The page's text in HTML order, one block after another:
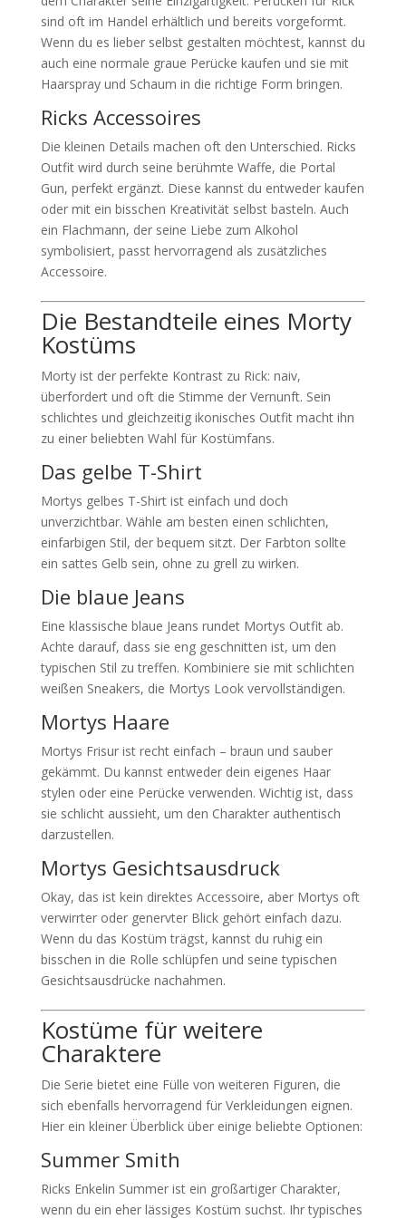
sind oft im Handel erhältlich und bereits vorgeformt.
Wenn du es lieber selbst gestalten möchtest, kannst du
auch eine normale graue Perücke kaufen und sie mit
Haarspray und Schaum in die richtige Form bringen.
Ricks Accessoires
Die kleinen Details machen oft den Unterschied. Ricks
Outfit wird durch seine berühmte Waffe, die Portal
Gun, perfekt ergänzt. Diese kannst du entweder kaufen
oder mit ein bisschen Kreativität selbst basteln. Auch
ein Flachmann, der seine Liebe zum Alkohol
symbolisiert, passt hervorragend als zusätzliches
Accessoire.
Die Bestandteile eines Morty
Kostüms
Morty ist der perfekte Kontrast zu Rick: naiv,
überfordert und oft die Stimme der Vernunft. Sein
schlichtes und gleichzeitig ikonisches Outfit macht ihn
zu einer beliebten Wahl für Kostümfans.
Das gelbe T-Shirt
Mortys gelbes T-Shirt ist einfach und doch
unverzichtbar. Wähle am besten einen schlichten,
einfarbigen Stil, der bequem sitzt. Der Farbton sollte
ein sattes Gelb sein, ohne zu grell zu wirken.
Die blaue Jeans
Eine klassische blaue Jeans rundet Mortys Outfit ab.
Achte darauf, dass sie eng geschnitten ist, um den
typischen Stil zu treffen. Kombiniere sie mit schlichten
weißen Sneakers, die Mortys Look vervollständigen.
Mortys Haare
Mortys Frisur ist recht einfach – braun und sauber
gekämmt. Du kannst entweder dein eigenes Haar
stylen oder eine Perücke verwenden. Wichtig ist, dass
sie schlicht aussieht, um den Charakter authentisch
darzustellen.
Mortys Gesichtsausdruck
Okay, das ist kein direktes Accessoire, aber Mortys oft
verwirrter oder genervter Blick gehört einfach dazu.
Wenn du das Kostüm trägst, kannst du ruhig ein
bisschen in die Rolle schlüpfen und seine typischen
Gesichtsausdrücke nachahmen.
Kostüme für weitere
Charaktere
Die Serie bietet eine Fülle von weiteren Figuren, die
sich ebenfalls hervorragend für Verkleidungen eignen.
Hier ein kleiner Überblick über einige beliebte Optionen:
Summer Smith
Ricks Enkelin Summer ist ein großartiger Charakter,
wenn du ein eher lässiges Kostüm suchst. Ihr typisches